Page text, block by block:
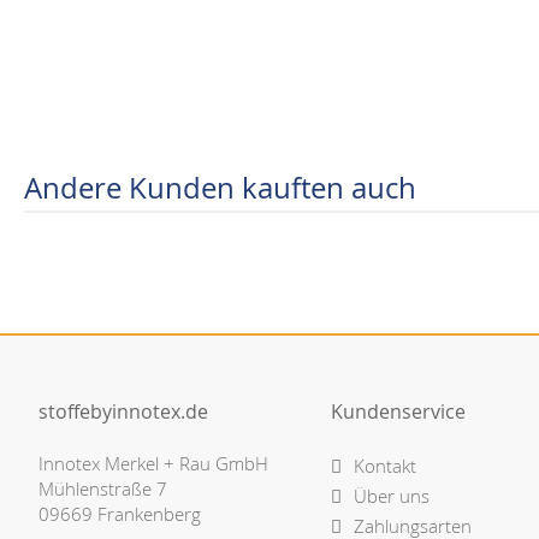
Andere Kunden kauften auch
stoffebyinnotex.de
Innotex Merkel + Rau GmbH
Mühlenstraße 7
09669 Frankenberg
Kundenservice
Kontakt
Über uns
Zahlungsarten